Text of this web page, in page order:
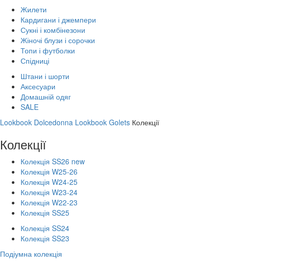
Жилети
Кардигани і джемпери
Сукні і комбінезони
Жіночі блузи і сорочки
Топи і футболки
Спідниці
Штани і шорти
Аксесуари
Домашній одяг
SALE
Lookbook Dolcedonna Lookbook Golets Колекції
Колекції
Колекція SS26 new
Колекція W25-26
Колекція W24-25
Колекція W23-24
Колекція W22-23
Колекція SS25
Колекція SS24
Колекція SS23
Подіумна колекція